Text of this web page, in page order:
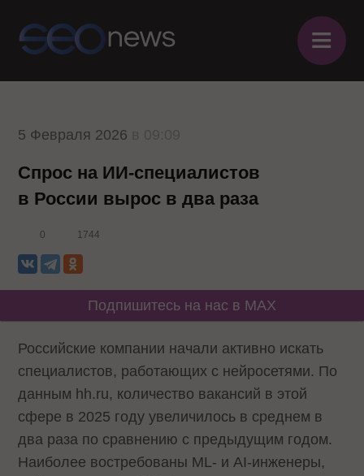
≡
5 Февраля 2026
Спрос на ИИ-специалистов
в России вырос в два раза
0 1744
Подпишитесь на нас в MAX
Российские компании начали активно искать
специалистов, работающих с нейросетями. По
данным hh.ru, количество вакансий в этой
сфере в 2025 году увеличилось в среднем в
два раза по сравнению с предыдущим годом.
Наиболее востребованы ML- и AI-инженеры,